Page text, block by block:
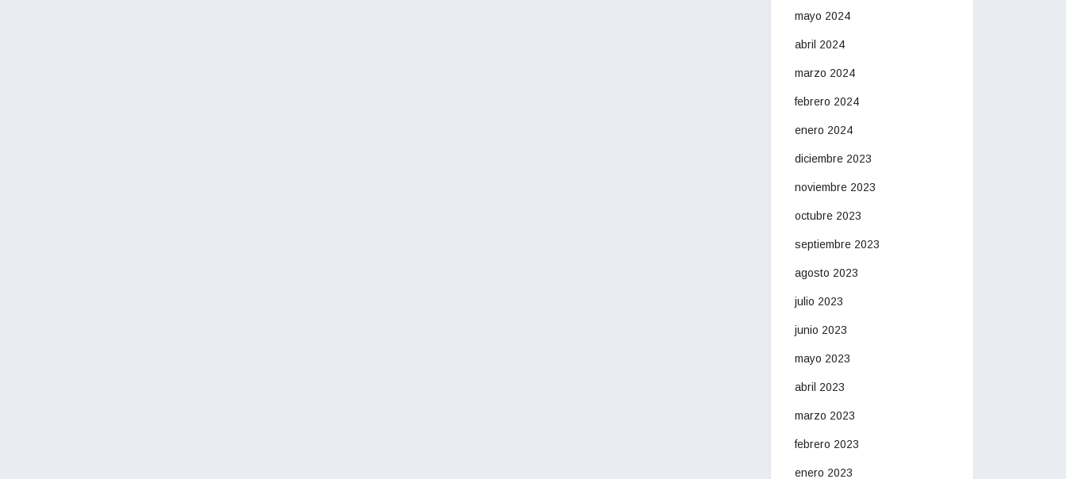
mayo 2024
abril 2024
marzo 2024
febrero 2024
enero 2024
diciembre 2023
noviembre 2023
octubre 2023
septiembre 2023
agosto 2023
julio 2023
junio 2023
mayo 2023
abril 2023
marzo 2023
febrero 2023
enero 2023